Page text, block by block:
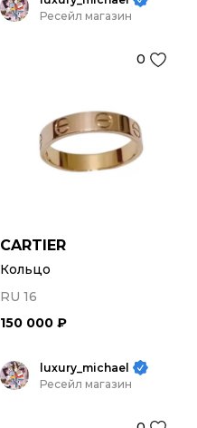
Ресейл магазин
0
CARTIER
Кольцо
RU 16
150 000 ₽
luxury_michael
Ресейл магазин